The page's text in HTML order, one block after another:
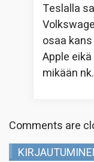
Teslalla
osaa
Apple
mikään
Comments are